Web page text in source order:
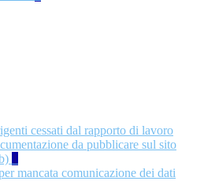
cessati dal rapporto di lavoro
da pubblicare sul sito
1
mancata comunicazione dei dati